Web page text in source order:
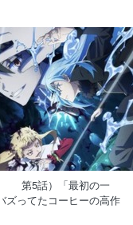
… 第5話）「最初の一
ってたコーヒーの高作